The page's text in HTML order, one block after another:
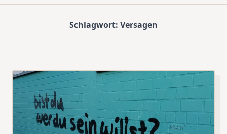
Schlagwort: Versagen